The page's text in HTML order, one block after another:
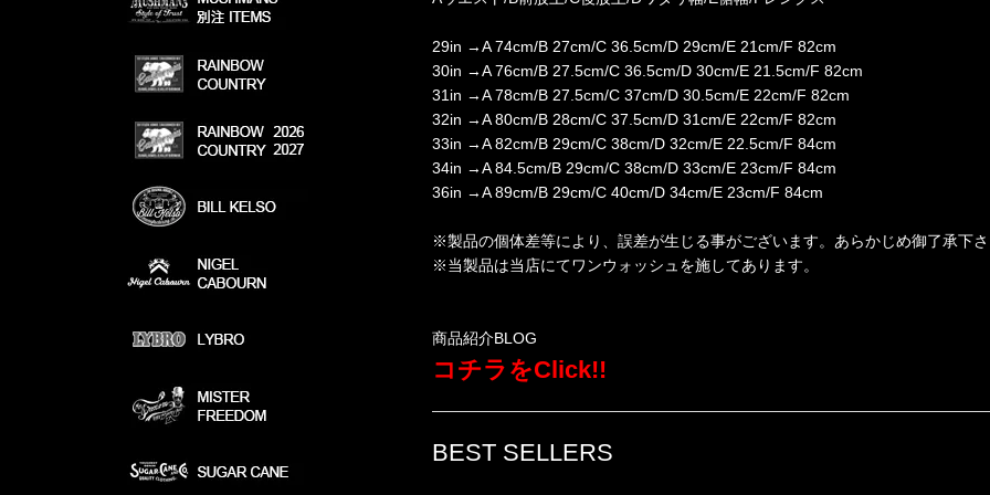
29in →A 74cm/B 27cm/C 36.5cm/D 29cm/E 21cm/F 82cm
30in →A 76cm/B 27.5cm/C 36.5cm/D 30cm/E 21.5cm/F 82cm
31in →A 78cm/B 27.5cm/C 37cm/D 30.5cm/E 22cm/F 82cm
32in →A 80cm/B 28cm/C 37.5cm/D 31cm/E 22cm/F 82cm
33in →A 82cm/B 29cm/C 38cm/D 32cm/E 22.5cm/F 84cm
34in →A 84.5cm/B 29cm/C 38cm/D 33cm/E 23cm/F 84cm
36in →A 89cm/B 29cm/C 40cm/D 34cm/E 23cm/F 84cm
※製品の個体差等により、誤差が生じる事がございます。あらかじめ御了承下
※当製品は当店にてワンウォッシュを施してあります。
商品紹介BLOG
コチラをClick!!
BEST SELLERS